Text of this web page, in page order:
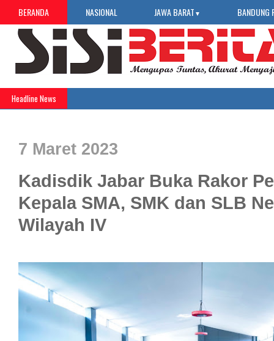
BERANDA NASIONAL JAWA BARAT ▼ BANDUNG
Headline News
7 Maret 2023
Kadisdik Jabar Buka Rakor
Kepala SMA, SMK dan SLB
Wilayah IV